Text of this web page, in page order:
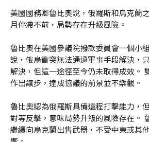
美國國務卿魯比奧說，俄羅斯和烏克蘭
月停滯不前，局勢存在升級風險。
魯比奧在美國參議院撥款委員會一個小
說，俄烏衝突無法通過軍事手段解決，
解決，但這一途徑至今仍未取得成效。
作出讓步，達成協議的前景並不樂觀。
魯比奧認為俄羅斯具備遠程打擊能力，
對等反擊，意味局勢升級的風險存在。
繼續向烏克蘭出售武器，不受中東或其